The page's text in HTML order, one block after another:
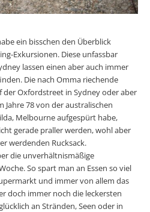
ein bisschen den Überblick
Exkursionen. Diese unfassbar
lassen einen aber auch immer
Die nach Omma riechende
der Oxfordstreet in Sydney oder aber
Jahre 78 von der australischen
Melbourne aufgespürt habe,
gerade praller werden, wohl aber
werdenden Rucksack.
die unverhältnismäßige
So spart man an Essen so viel
und immer von allem das
doch immer noch die leckersten
an Stränden, Seen oder in